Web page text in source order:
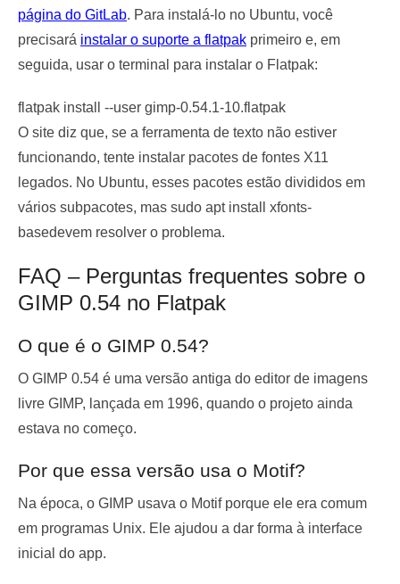
página do GitLab. Para instalá-lo no Ubuntu, você
precisará instalar o suporte a flatpak primeiro e, em
seguida, usar o terminal para instalar o Flatpak:
flatpak install --user gimp-0.54.1-10.flatpak
O site diz que, se a ferramenta de texto não estiver
funcionando, tente instalar pacotes de fontes X11
legados. No Ubuntu, esses pacotes estão divididos em
vários subpacotes, mas sudo apt install xfonts-
basedevem resolver o problema.
FAQ – Perguntas frequentes sobre o
GIMP 0.54 no Flatpak
O que é o GIMP 0.54?
O GIMP 0.54 é uma versão antiga do editor de imagens
livre GIMP, lançada em 1996, quando o projeto ainda
estava no começo.
Por que essa versão usa o Motif?
Na época, o GIMP usava o Motif porque ele era comum
em programas Unix. Ele ajudou a dar forma à interface
inicial do app.